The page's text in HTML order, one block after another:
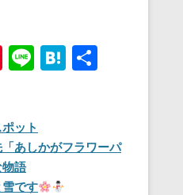
Pi
e
st
Li
H
n
a
ット
あしかがフラワーパ
物語
です